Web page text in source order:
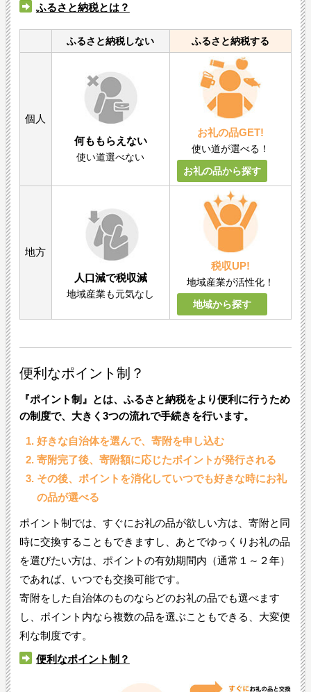
ふるさと納税とは？
ふるさと納税しない ふるさと納税する
個人
何ももらえない
使い道選べない
お礼の品GET!
使い道が選べる！
お礼の品から探す
地方
人口減で税収減
地域産業も元気なし
税収UP!
地域産業が活性化！
地域から探す
便利なポイント制？
『ポイント制』とは、ふるさと納税をより便利に行うため
の制度で、大きく3つの流れで手続きを行います。
好きな自治体を選んで、寄附を申し込む
寄附完了後、寄附額に応じたポイントが発行される
その後、ポイントを消化していつでも好きな時にお礼
の品が選べる
ポイント制では、すぐにお礼の品が欲しい方は、寄附と同
時に交換することもできますし、あとでゆっくりお礼の品
を選びたい方は、ポイントの有効期間内（通常１～２年）
であれば、いつでも交換可能です。
寄附をした自治体のものならどのお礼の品でも選べます
し、ポイント内なら複数の品を選ぶこともできる、大変便
利な制度です。
便利なポイント制？